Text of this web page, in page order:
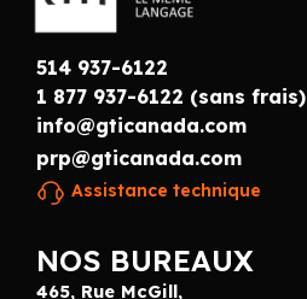
514 937-6122
1 877 937-6122 (sans frais)
info@gticanada.com
prp@gticanada.com
Assistance technique
NOS BUREAUX
465, Rue McGill,